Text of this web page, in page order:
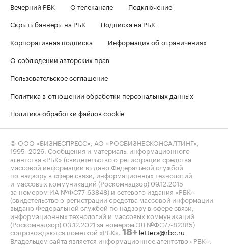
Вечерний РБК
О телеканале
Подключение
Скрыть баннеры на РБК
Подписка на РБК
Корпоративная подписка
Информация об ограничениях
О соблюдении авторских прав
Пользовательское соглашение
Политика в отношении обработки персональных данных
Политика обработки файлов cookie
© ООО «БИЗНЕСПРЕСС», АО «РОСБИЗНЕСКОНСАЛТИНГ»,
1995–2026 . Сообщения и материалы информационного
агентства «РБК» (свидетельство о регистрации средства
массовой информации выдано Федеральной службой
по надзору в сфере связи, информационных технологий
и массовых коммуникаций (Роскомнадзор) 09.12.2015
за номером ИА №ФС77-63848) и сетевого издания «РБК»
(свидетельство о регистрации средства массовой информации
выдано Федеральной службой по надзору в сфере связи,
информационных технологий и массовых коммуникаций
(Роскомнадзор) 03.12.2021 за номером ЭЛ №ФС77-82385)
сопровождаются пометкой «РБК». 18+ letters@rbc.ru
Владельцем сайта является информационное агентство «РБК».